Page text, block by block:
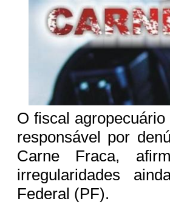
O fiscal
responsável por
Carne Fraca,
irregularidades
Federal (PF).